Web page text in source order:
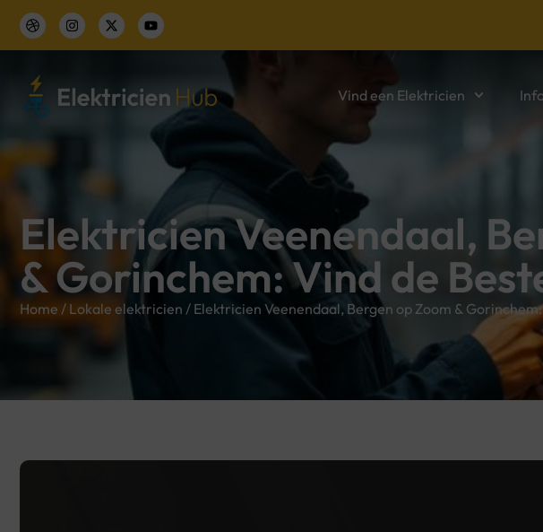
Vind een Elektricien
Elektricien Veenendaal,
& Gorinchem: Vind de
Home / Lokale elektricien / Elektricien Veenendaal, Bergen op Zoom &